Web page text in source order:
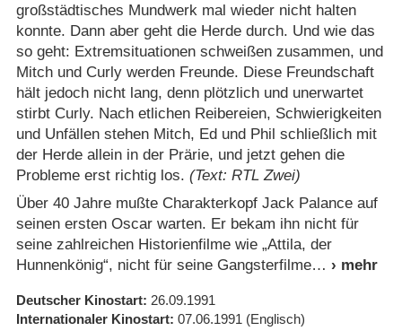
großstädtisches Mundwerk mal wieder nicht halten
konnte. Dann aber geht die Herde durch. Und wie das
so geht: Extremsituationen schweißen zusammen, und
Mitch und Curly werden Freunde. Diese Freundschaft
hält jedoch nicht lang, denn plötzlich und unerwartet
stirbt Curly. Nach etlichen Reibereien, Schwierigkeiten
und Unfällen stehen Mitch, Ed und Phil schließlich mit
der Herde allein in der Prärie, und jetzt gehen die
Probleme erst richtig los. (Text: RTL Zwei)
Über 40 Jahre mußte Charakterkopf Jack Palance auf
seinen ersten Oscar warten. Er bekam ihn nicht für
seine zahlreichen Historienfilme wie „Attila, der
Hunnenkönig“, nicht für seine Gangsterfilme
Deutscher Kinostart 26.09.1991
Internationaler Kinostart 07.06.1991 (Englisch)